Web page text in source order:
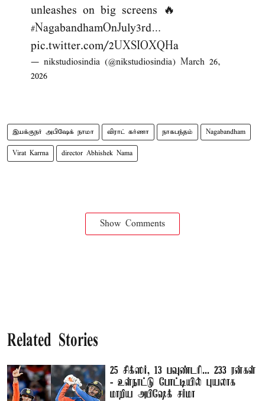
unleashes on big screens 🔥
#NagabandhamOnJuly3rd…
pic.twitter.com/2UXSIOXQHa
— nikstudiosindia (@nikstudiosindia) March 26,
2026
இயக்குநர் அபிஷேக் நாமா விராட் கர்ணா நாகபந்தம் Nagabandham
Virat Karrna director Abhishek Nama
Show Comments
Related Stories
25 சிக்ஸர், 13 பவுண்டரி... 233 ரன்கள்
- உள்நாட்டு போட்டியில் புயலாக
மாறிய அபிஷேக் சர்மா